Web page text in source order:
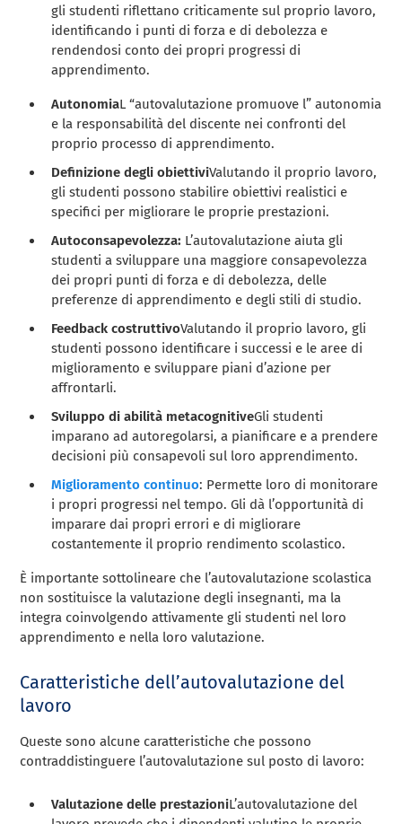
gli studenti riflettano criticamente sul proprio lavoro,
identificando i punti di forza e di debolezza e
rendendosi conto dei propri progressi di
apprendimento.
AutonomiaL “autovalutazione promuove l” autonomia
e la responsabilità del discente nei confronti del
proprio processo di apprendimento.
Definizione degli obiettiviValutando il proprio lavoro,
gli studenti possono stabilire obiettivi realistici e
specifici per migliorare le proprie prestazioni.
Autoconsapevolezza: L’autovalutazione aiuta gli
studenti a sviluppare una maggiore consapevolezza
dei propri punti di forza e di debolezza, delle
preferenze di apprendimento e degli stili di studio.
Feedback costruttivoValutando il proprio lavoro, gli
studenti possono identificare i successi e le aree di
miglioramento e sviluppare piani d’azione per
affrontarli.
Sviluppo di abilità metacognitiveGli studenti
imparano ad autoregolarsi, a pianificare e a prendere
decisioni più consapevoli sul loro apprendimento.
Miglioramento continuo: Permette loro di monitorare
i propri progressi nel tempo. Gli dà l’opportunità di
imparare dai propri errori e di migliorare
costantemente il proprio rendimento scolastico.
È importante sottolineare che l’autovalutazione scolastica
non sostituisce la valutazione degli insegnanti, ma la
integra coinvolgendo attivamente gli studenti nel loro
apprendimento e nella loro valutazione.
Caratteristiche dell’autovalutazione del
lavoro
Queste sono alcune caratteristiche che possono
contraddistinguere l’autovalutazione sul posto di lavoro:
Valutazione delle prestazioniL’autovalutazione del